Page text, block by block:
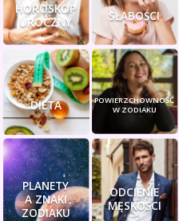
HOROSKOP
UROCZNY
SŁABOŚCI
DIETA
POWIERZCHOWNOŚĆ
W ZODIAKU
PLANETY
A ZNAKI
ZODIAKU
ODCIENIE
MĘSKOŚCI